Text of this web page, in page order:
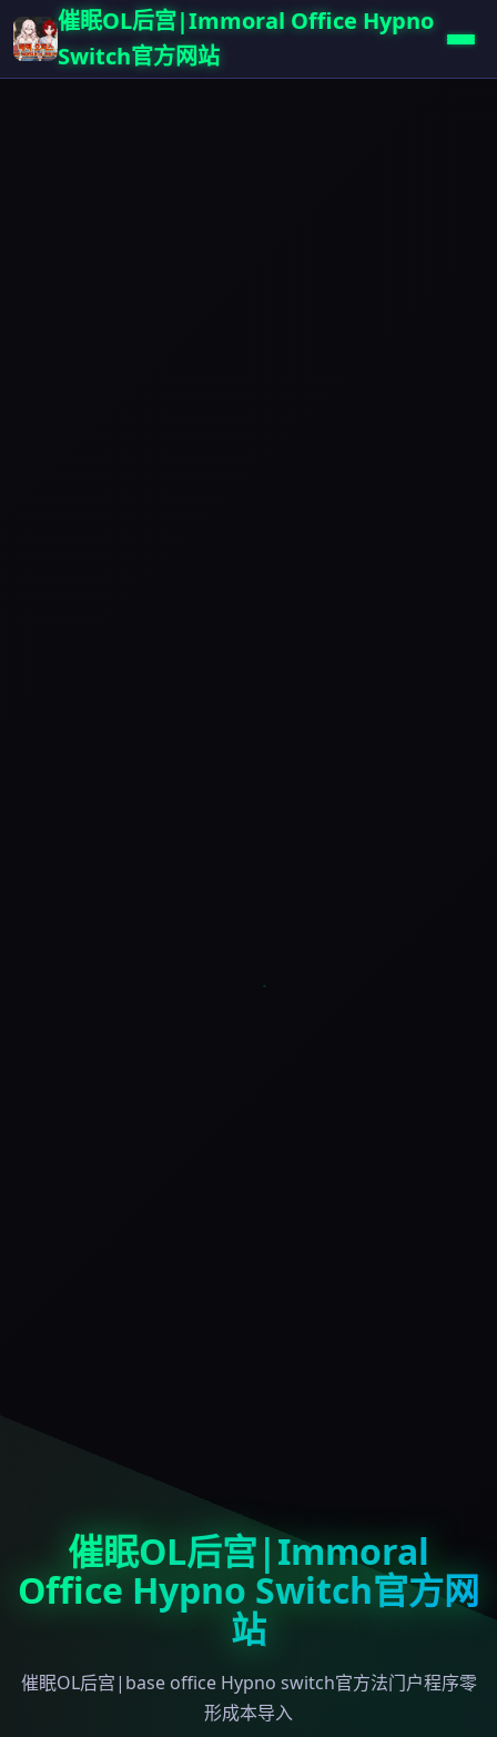
催眠OL后宫|Immoral Office Hypno
Switch官方网站
催眠OL后宫|Immoral
Office Hypno Switch官方网
站
催眠OL后宫|base office Hypno switch官方法门户程序零
形成本导入